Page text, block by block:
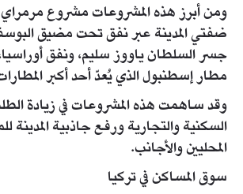
ومن أبرز هذه المشروعات مشروع مرمراي
ضفتي المدينة عبر نفق تحت مضيق
جسر السلطان ياووز سليم، ونفق
مطار إسطنبول الذي يُعدّ أحد أكبر
وقد ساهمت هذه المشروعات في زيادة
السكنية والتجارية ورفع جاذبية المدينة
المحليين والأجانب.
سوق المساكن في تركيا